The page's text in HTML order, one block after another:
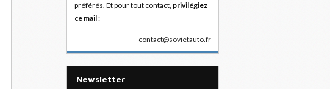
préférés. Et pour tout contact, privilégiez
ce mail:
contact@sovietauto.fr
Newsletter